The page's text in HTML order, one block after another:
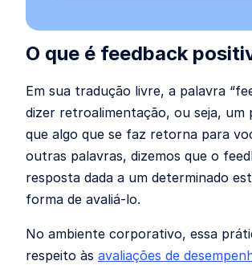
O que é feedback
Em sua tradução livre, a palavra
dizer retroalimentação, ou seja, um
que algo que se faz retorna para
outras palavras, dizemos que o
resposta dada a um determinado
forma de avaliá-lo.
No ambiente corporativo, essa
respeito às avaliações de